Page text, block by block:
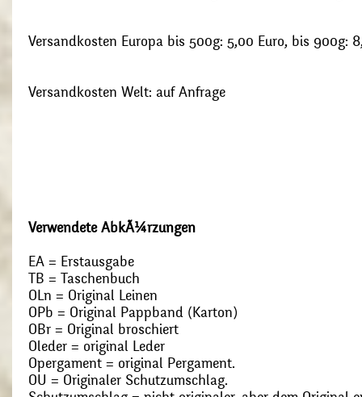
Versandkosten Europa bis 500g: 5,00 Euro, bis 900g:
Versandkosten Welt: auf Anfrage
Verwendete AbkÃ¼rzungen
EA = Erstausgabe
TB = Taschenbuch
OLn = Original Leinen
OPb = Original Pappband (Karton)
OBr = Original broschiert
Oleder = original Leder
Opergament = original Pergament.
OU = Originaler Schutzumschlag.